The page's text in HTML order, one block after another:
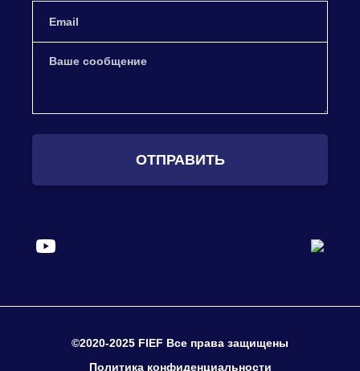
ОТПРАВИТЬ
©2020-2025 FIEF Все права защищены
Политика конфиденциальности